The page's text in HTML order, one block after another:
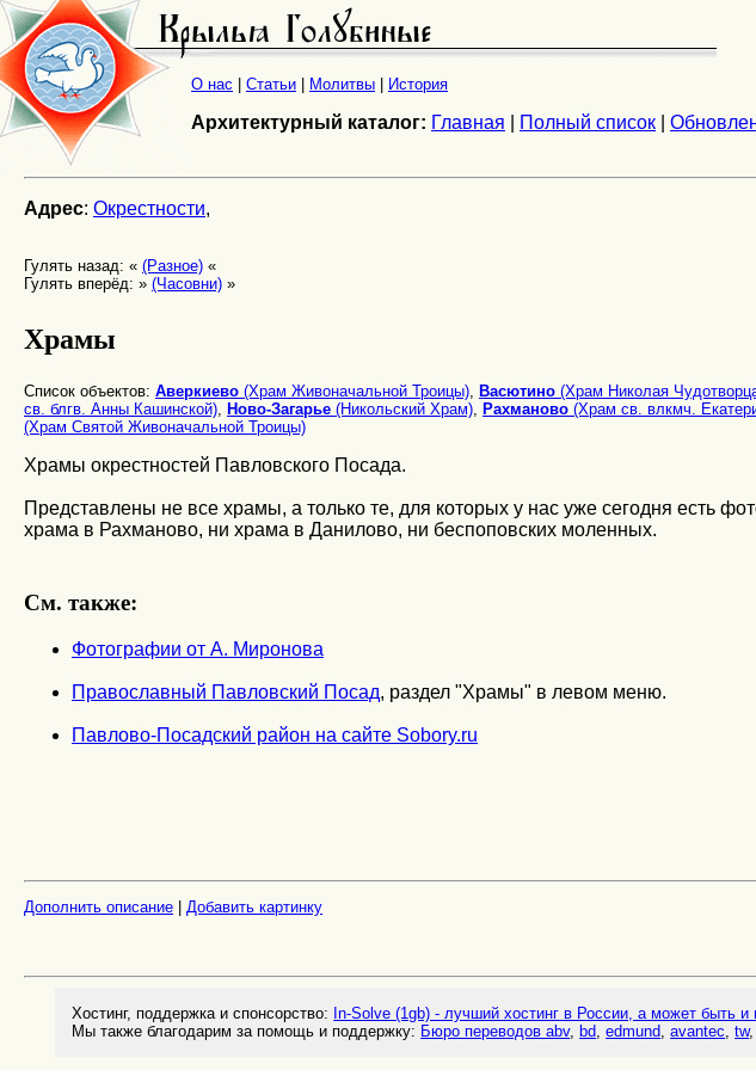
О нас Статьи Молитвы История
Архитектурный каталог: Главная Полный список
Адрес: Окрестности,
Гулять назад: « (Разное) «
Гулять вперёд: » (Часовни) »
Храмы
Список объектов: Аверкиево (Храм Живоначальной Троицы) Васютино (Храм Николая
св. блгв. Анны Кашинской)
Ново-Загарье (Никольский Храм) Рахманово (Храм св. влкмч.
(Храм Святой Живоначальной Троицы)
Храмы окрестностей Павловского Посада.
Представлены не все храмы, а только те, для которых у нас уже сегодня есть
храма в Рахманово, ни храма в Данилово, ни беспоповских моленных.
См. также:
Фотографии от А. Миронова
Православный Павловский Посад, раздел "Храмы" в левом меню.
Павлово-Посадский район на сайте Sobory.ru
Дополнить описание Добавить картинку
Хостинг, поддержка и спонсорство: In-Solve (1gb) - лучший хостинг в России, а может быть и
Мы также благодарим за помощь и поддержку: Бюро переводов abv, bd ,edmund ,avantec ,tw